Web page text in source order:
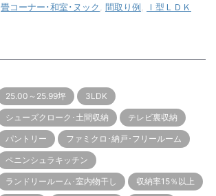
畳コーナー･和室･ヌック 間取り例 Ｉ型ＬＤＫ
25.00～25.99坪 3LDK
シューズクローク･土間収納 テレビ裏収納
パントリー ファミクロ･納戸･フリールーム
ペニンシュラキッチン
ランドリールーム･室内物干し 収納率15％以上